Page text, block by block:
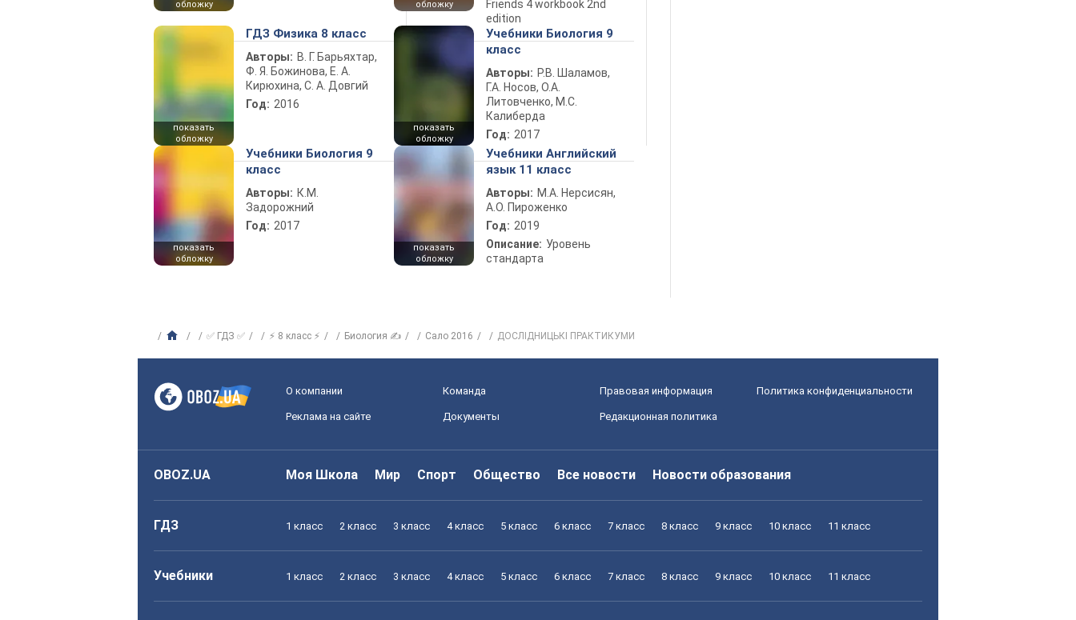
обложку
обложку
Friends 4 workbook 2nd
edition
показать
обложку
ГДЗ Физика 8 класс
Авторы: В. Г. Барьяхтар,
Ф. Я. Божинова, Е. А.
Кирюхина, С. А. Довгий
Год: 2016
показать
обложку
Учебники Биология 9
класс
Авторы: Р.В. Шаламов,
Г.А. Носов, О.А.
Литовченко, М.С.
Калиберда
Год: 2017
показать
обложку
Учебники Биология 9
класс
Авторы: К.М.
Задорожний
Год: 2017
показать
обложку
Учебники Английский
язык 11 класс
Авторы: М.А. Нерсисян,
А.О. Пироженко
Год: 2019
Описание: Уровень
стандарта
✅ ГДЗ ✅ ⚡ 8 класс ⚡ Биология ✍ Сало 2016 ДОСЛІДНИЦЬКІ ПРАКТИКУМИ
О компании Команда Правовая информация Политика конфиденциальности
Реклама на сайте Документы Редакционная политика
OBOZ.UA Моя Школа Мир Спорт Общество Все новости Новости образования
ГДЗ 1 класс 2 класс 3 класс 4 класс 5 класс 6 класс 7 класс 8 класс 9 класс 10 класс 11 класс
Учебники 1 класс 2 класс 3 класс 4 класс 5 класс 6 класс 7 класс 8 класс 9 класс 10 класс 11 класс